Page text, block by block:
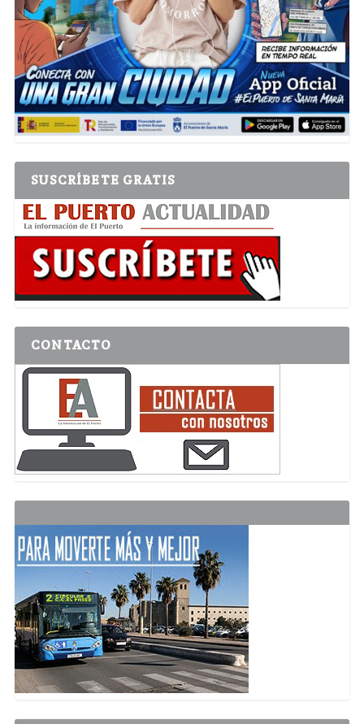
SUSCRÍBETE GRATIS
CONTACTO